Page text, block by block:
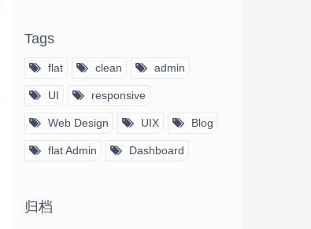
Tags
flat clean admin
UI responsive
Web Design UIX Blog
flat Admin Dashboard
归档